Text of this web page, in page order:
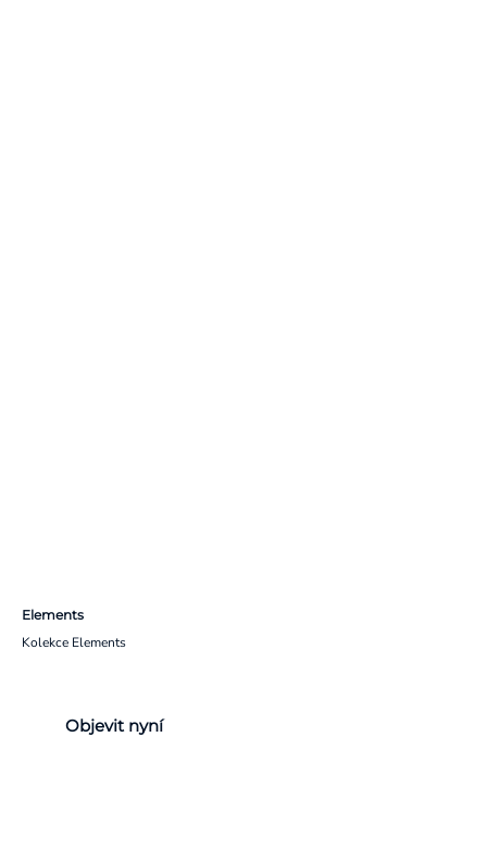
Elements
Kolekce Elements
Objevit nyní